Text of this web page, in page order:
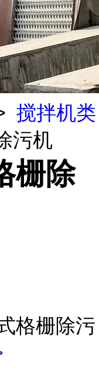
搅拌机类
污机
栅除
格栅除污